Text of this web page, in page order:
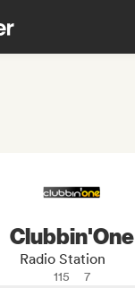
Clubbin'One
Radio Station
115
7